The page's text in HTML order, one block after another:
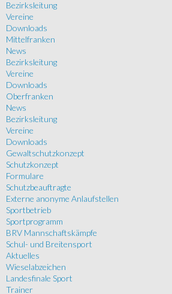
Bezirksleitung
Vereine
Downloads
Mittelfranken
News
Bezirksleitung
Vereine
Downloads
Oberfranken
News
Bezirksleitung
Vereine
Downloads
Gewaltschutzkonzept
Schutzkonzept
Formulare
Schutzbeauftragte
Externe anonyme Anlaufstellen
Sportbetrieb
Sportprogramm
BRV Mannschaftskämpfe
Schul- und Breitensport
Aktuelles
Wieselabzeichen
Landesfinale Sport
Trainer